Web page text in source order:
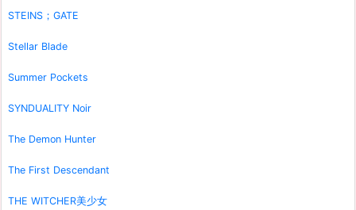
STEINS；GATE
Stellar Blade
Summer Pockets
SYNDUALITY Noir
The Demon Hunter
The First Descendant
THE WITCHER美少女